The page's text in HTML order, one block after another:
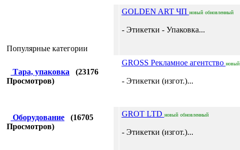
Популярные категории
Тара, упаковка (23176
Просмотров)
Оборудование (16705
Просмотров)
GOLDEN ART ЧП новый обновленный
- Этикетки - Упаковка...
GROSS Рекламное агентство новый
- Этикетки (изгот.)...
GROT LTD новый обновленный
- Этикетки (изгот.)...